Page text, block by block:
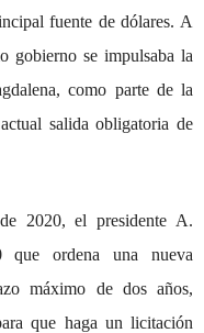
fuente de dólares. A
gobierno se impulsaba la
como parte de la
salida obligatoria de
2020, el presidente A.
que ordena una nueva
máximo de dos años,
que haga un licitación